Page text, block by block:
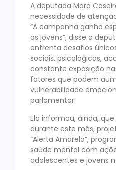
A deputada Mara
necessidade de
“A campanha ganha
os jovens”, disse a
enfrenta desafios
sociais, psicológicas,
constante exposição
fatores que podem
vulnerabilidade
parlamentar.
Ela informou, ainda,
durante este mês,
“Alerta Amarelo”,
saúde mental com
adolescentes e jovens